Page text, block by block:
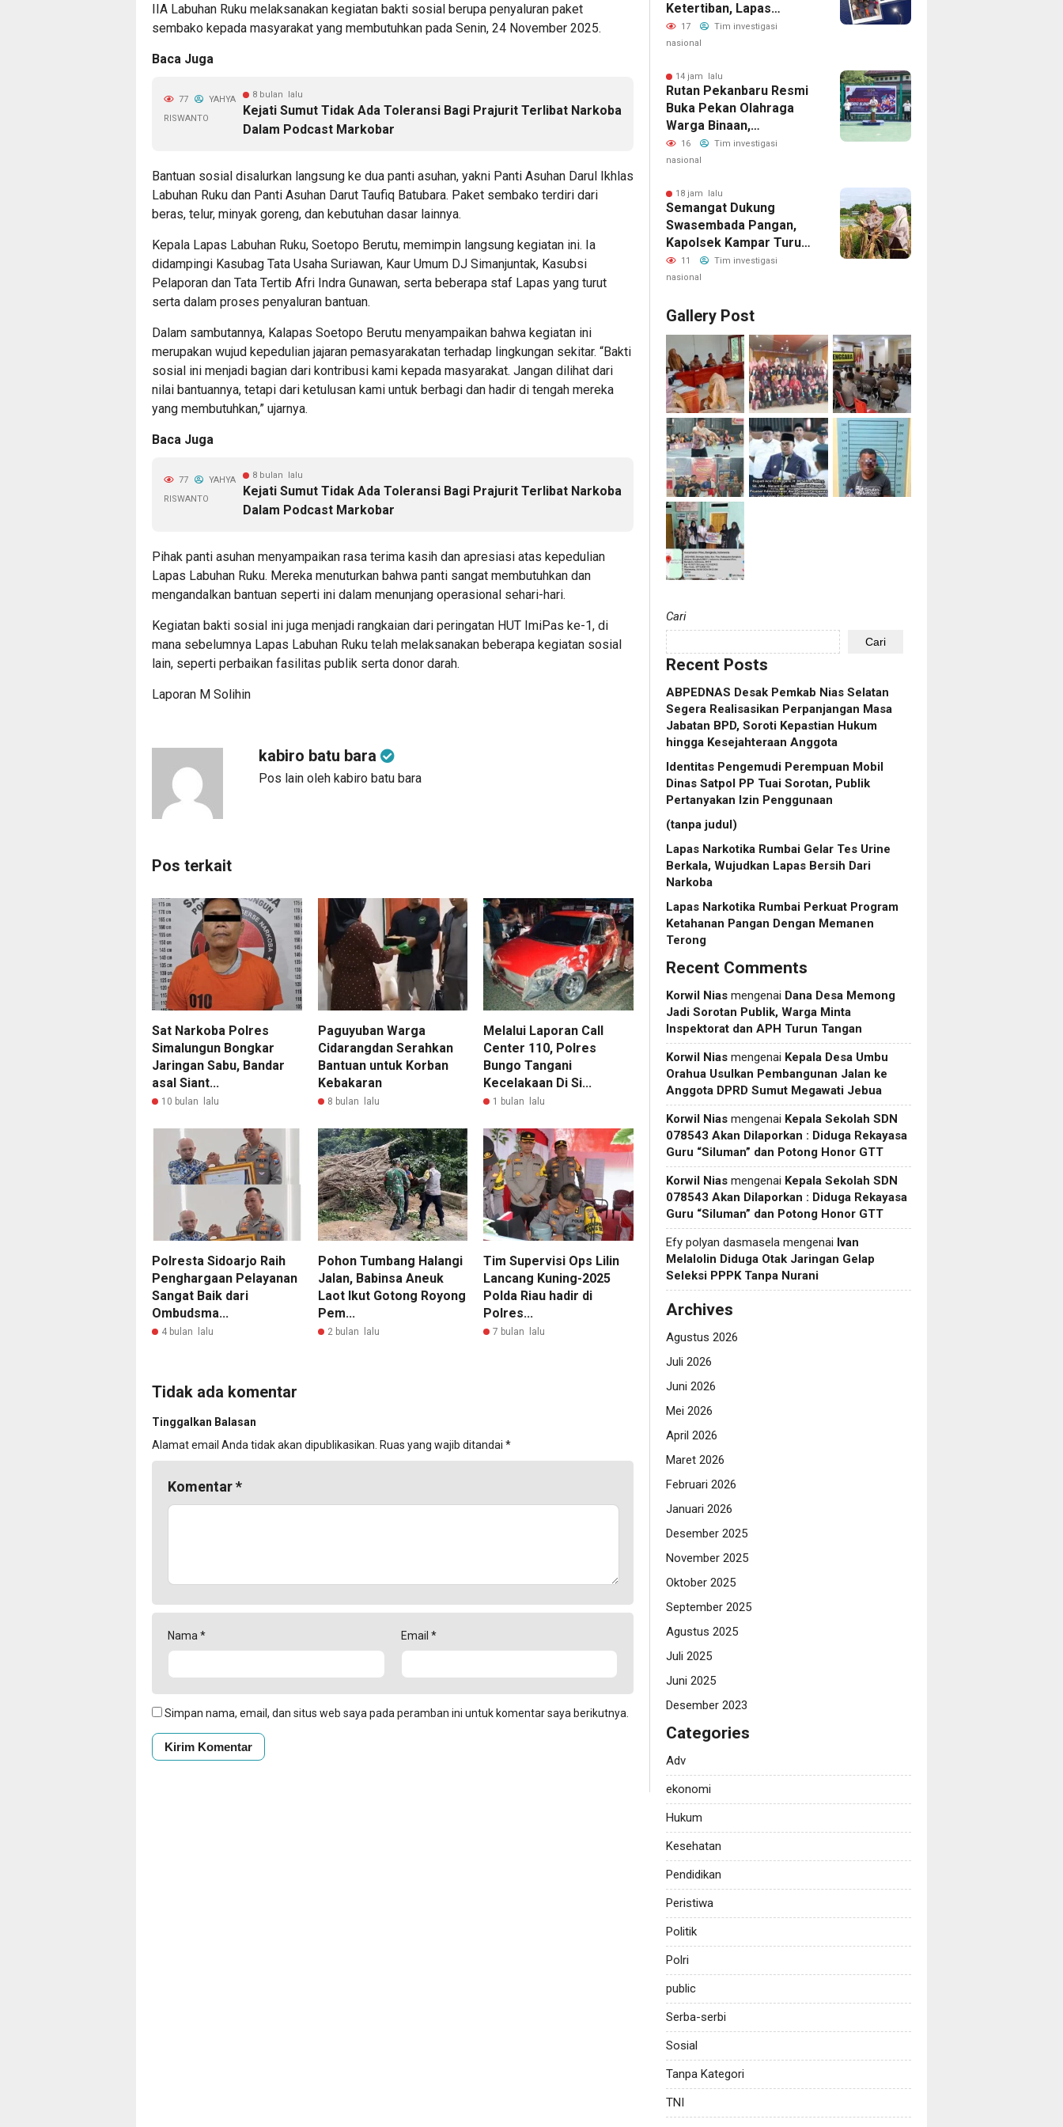
IIA Labuhan Ruku melaksanakan kegiatan bakti sosial berupa penyaluran paket
sembako kepada masyarakat yang membutuhkan pada Senin, 24 November 2025.
Baca Juga
8 bulan lalu
Kejati Sumut Tidak Ada Toleransi Bagi Prajurit Terlibat Narkoba
Dalam Podcast Markobar
77
YAHYA
RISWANTO
Bantuan sosial disalurkan langsung ke dua panti asuhan, yakni Panti Asuhan Darul Ikhlas
Labuhan Ruku dan Panti Asuhan Darut Taufiq Batubara. Paket sembako terdiri dari
beras, telur, minyak goreng, dan kebutuhan dasar lainnya.
Kepala Lapas Labuhan Ruku, Soetopo Berutu, memimpin langsung kegiatan ini. Ia
didampingi Kasubag Tata Usaha Suriawan, Kaur Umum DJ Simanjuntak, Kasubsi
Pelaporan dan Tata Tertib Afri Indra Gunawan, serta beberapa staf Lapas yang turut
serta dalam proses penyaluran bantuan.
Dalam sambutannya, Kalapas Soetopo Berutu menyampaikan bahwa kegiatan ini
merupakan wujud kepedulian jajaran pemasyarakatan terhadap lingkungan sekitar. “Bakti
sosial ini menjadi bagian dari kontribusi kami kepada masyarakat. Jangan dilihat dari
nilai bantuannya, tetapi dari ketulusan kami untuk berbagi dan hadir di tengah mereka
yang membutuhkan,” ujarnya.
Baca Juga
8 bulan lalu
Kejati Sumut Tidak Ada Toleransi Bagi Prajurit Terlibat Narkoba
Dalam Podcast Markobar
77
YAHYA
RISWANTO
Pihak panti asuhan menyampaikan rasa terima kasih dan apresiasi atas kepedulian
Lapas Labuhan Ruku. Mereka menuturkan bahwa panti sangat membutuhkan dan
mengandalkan bantuan seperti ini dalam menunjang operasional sehari-hari.
Kegiatan bakti sosial ini juga menjadi rangkaian dari peringatan HUT ImiPas ke-1, di
mana sebelumnya Lapas Labuhan Ruku telah melaksanakan beberapa kegiatan sosial
lain, seperti perbaikan fasilitas publik serta donor darah.
Laporan M Solihin
kabiro batu bara
Pos lain oleh kabiro batu bara
Pos terkait
Sat Narkoba Polres
Simalungun Bongkar
Jaringan Sabu, Bandar
asal Siant...
10 bulan lalu
Paguyuban Warga
Cidarangdan Serahkan
Bantuan untuk Korban
Kebakaran
8 bulan lalu
Melalui Laporan Call
Center 110, Polres
Bungo Tangani
Kecelakaan Di Si...
1 bulan lalu
Polresta Sidoarjo Raih
Penghargaan Pelayanan
Sangat Baik dari
Ombudsma...
4 bulan lalu
Pohon Tumbang Halangi
Jalan, Babinsa Aneuk
Laot Ikut Gotong Royong
Pem...
2 bulan lalu
Tim Supervisi Ops Lilin
Lancang Kuning-2025
Polda Riau hadir di
Polres...
7 bulan lalu
Tidak ada komentar
Tinggalkan Balasan
Alamat email Anda tidak akan dipublikasikan. Ruas yang wajib ditandai *
Komentar*
Nama* Email *
Simpan nama, email, dan situs web saya pada peramban ini untuk komentar saya berikutnya.
Ketertiban, Lapas
Narkotika Rumbai Gelar
Razia Rutin Blok Hunian
17
Tim investigasi
nasional
14 jam lalu
Rutan Pekanbaru Resmi
Buka Pekan Olahraga
Warga Binaan,
Semarakan HUT RI Ke-81
16
Tim investigasi
nasional
18 jam lalu
Semangat Dukung
Swasembada Pangan,
Kapolsek Kampar Turun
Langsung Panen Jagung
Di Sendayan
11
Tim investigasi
nasional
Gallery Post
Cari
Cari
Recent Posts
ABPEDNAS Desak Pemkab Nias Selatan
Segera Realisasikan Perpanjangan Masa
Jabatan BPD, Soroti Kepastian Hukum
hingga Kesejahteraan Anggota
Identitas Pengemudi Perempuan Mobil
Dinas Satpol PP Tuai Sorotan, Publik
Pertanyakan Izin Penggunaan
(tanpa judul)
Lapas Narkotika Rumbai Gelar Tes Urine
Berkala, Wujudkan Lapas Bersih Dari
Narkoba
Lapas Narkotika Rumbai Perkuat Program
Ketahanan Pangan Dengan Memanen
Terong
Recent Comments
Korwil Nias mengenai Dana Desa Memong
Jadi Sorotan Publik, Warga Minta
Inspektorat dan APH Turun Tangan
Korwil Nias mengenai Kepala Desa Umbu
Orahua Usulkan Pembangunan Jalan ke
Anggota DPRD Sumut Megawati Jebua
Korwil Nias mengenai Kepala Sekolah SDN
078543 Akan Dilaporkan : Diduga Rekayasa
Guru “Siluman” dan Potong Honor GTT
Korwil Nias mengenai Kepala Sekolah SDN
078543 Akan Dilaporkan : Diduga Rekayasa
Guru “Siluman” dan Potong Honor GTT
Efy polyan dasmasela mengenai Ivan
Melalolin Diduga Otak Jaringan Gelap
Seleksi PPPK Tanpa Nurani
Archives
Agustus 2026
Juli 2026
Juni 2026
Mei 2026
April 2026
Maret 2026
Februari 2026
Januari 2026
Desember 2025
November 2025
Oktober 2025
September 2025
Agustus 2025
Juli 2025
Juni 2025
Desember 2023
Categories
Adv
ekonomi
Hukum
Kesehatan
Pendidikan
Peristiwa
Politik
Polri
public
Serba-serbi
Sosial
Tanpa Kategori
TNI